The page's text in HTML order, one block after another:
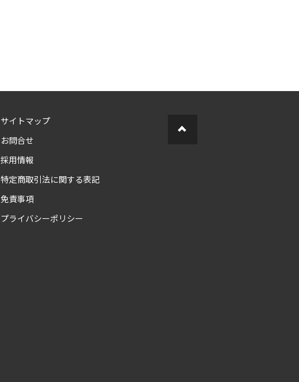
サイトマップ
お問合せ
採用情報
特定商取引法に関する表記
免責事項
プライバシーポリシー